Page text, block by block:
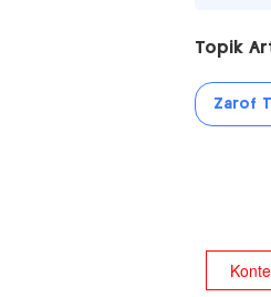
Topik
Zarof